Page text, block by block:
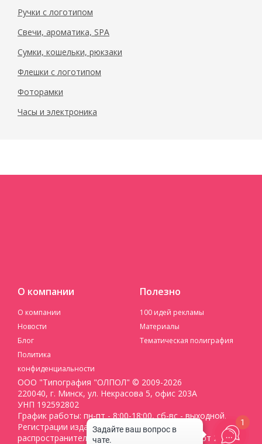
Ручки с логотипом
Свечи, ароматика, SPA
Сумки, кошельки, рюкзаки
Флешки с логотипом
Фоторамки
Часы и электроника
О компании
О компании
Новости
Блог
Политика
конфиденциальности
Полезно
100 идей рекламы
Материалы
Тематическая полиграфия
ООО "Типография "ОЛПОЛ" © 2009-2026
220040, г. Минск, ул. Некрасова 5, офис 203А
УНП 192592802
График работы: пн-пт - 8:00-18:00, сб-вс - выходной.
Регистрации издателя, изготовителя,
распространителя печатных изданий №2/188 от 22
1